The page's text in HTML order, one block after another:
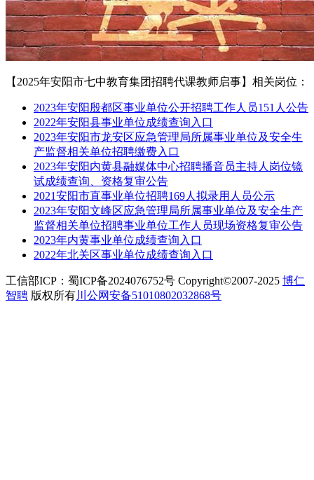
【2025年安阳市七中教育集团招聘代课教师启事】相关岗位：
2023年安阳殷都区事业单位公开招聘工作人员151人公告
2022年安阳县事业单位成绩查询入口
2023年安阳市龙安区应急管理局所属事业单位及安全生
产监督相关单位招聘缴费入口
2023年安阳内黄县融媒体中心招聘播音员主持人岗位镜
试成绩查询、资格复审公告
2021安阳市直事业单位招聘169人拟录用人员公示
2023年安阳文峰区应急管理局所属事业单位及安全生产
监督相关单位招聘事业单位工作人员现场资格复审公告
2023年内黄事业单位成绩查询入口
2022年北关区事业单位成绩查询入口
工信部ICP：蜀ICP备2024076752号 Copyright©2007-2025 博仁
智聘 版权所有川公网安备51010802032868号